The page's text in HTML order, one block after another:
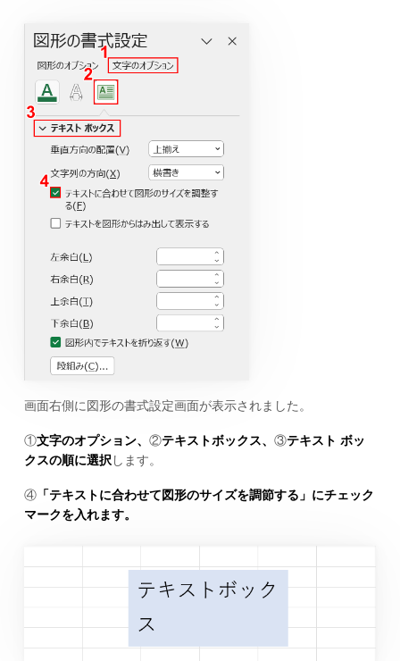
画面右側に図形の書式設定画面が表示されました。
①文字のオプション、 ②テキストボックス、 ③テキスト ボッ
クスの順に選択 します。
④「テキストに合わせて図形のサイズを調節する」にチェック
マークを入れます。